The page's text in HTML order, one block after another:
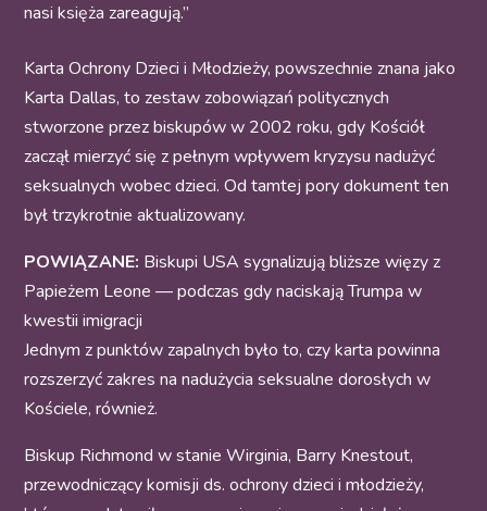
nasi księża zareagują.”
Karta Ochrony Dzieci i Młodzieży, powszechnie znana jako
Karta Dallas, to zestaw zobowiązań politycznych
stworzone przez biskupów w 2002 roku, gdy Kościół
zaczął mierzyć się z pełnym wpływem kryzysu nadużyć
seksualnych wobec dzieci. Od tamtej pory dokument ten
był trzykrotnie aktualizowany.
POWIĄZANE: Biskupi USA sygnalizują bliższe więzy z
Papieżem Leone — podczas gdy naciskają Trumpa w
kwestii imigracji
Jednym z punktów zapalnych było to, czy karta powinna
rozszerzyć zakres na nadużycia seksualne dorosłych w
Kościele, również.
Biskup Richmond w stanie Wirginia, Barry Knestout,
przewodniczący komisji ds. ochrony dzieci i młodzieży,